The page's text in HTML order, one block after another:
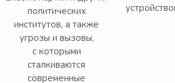
политических
институтов, а также
угрозы и вызовы,
с которыми
сталкиваются
современные